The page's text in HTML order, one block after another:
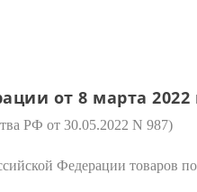
от 8 марта 2022
РФ от 30.05.2022 N 987)
Федерации товаров